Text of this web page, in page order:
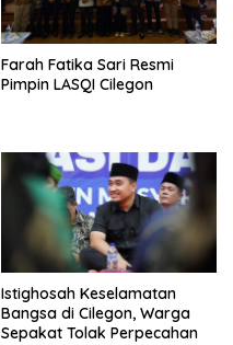
Farah Fatika Sari Resmi
Pimpin LASQI Cilegon
Istighosah Keselamatan
Bangsa di Cilegon, Warga
Sepakat Tolak Perpecahan